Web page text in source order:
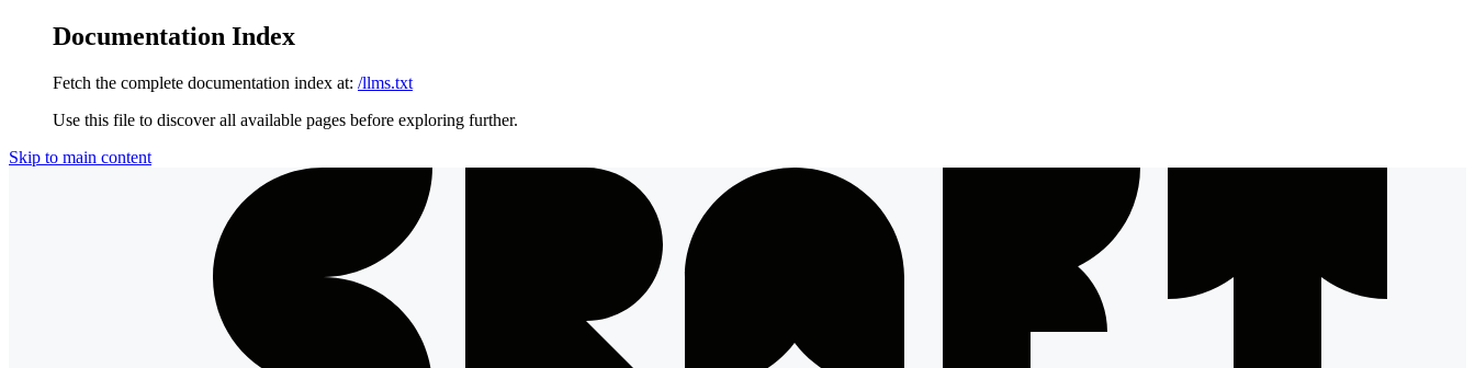
Documentation Index
Fetch the complete documentation index at: /llms.txt
Use this file to discover all available pages before exploring further.
Skip to main content